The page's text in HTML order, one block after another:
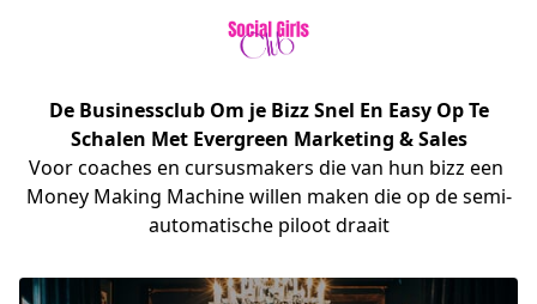
De Businessclub Om je Bizz Snel En Easy Op Te
Schalen Met Evergreen Marketing & Sales
Voor coaches en cursusmakers die van hun bizz een
Money Making Machine willen maken die op de semi-
automatische piloot draait